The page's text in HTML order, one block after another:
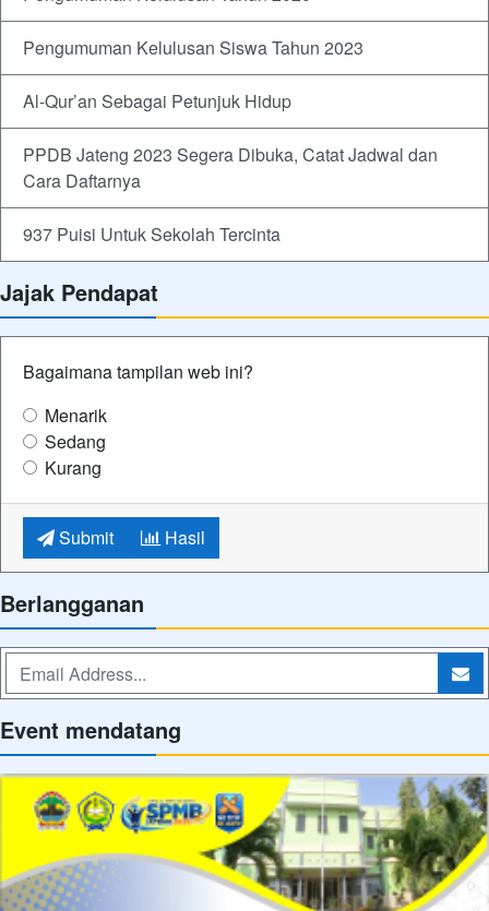
Pengumuman Kelulusan Siswa Tahun 2023
Al-Qur’an Sebagai Petunjuk Hidup
PPDB Jateng 2023 Segera Dibuka, Catat Jadwal dan
Cara Daftarnya
937 Puisi Untuk Sekolah Tercinta
Jajak Pendapat
Bagaimana tampilan web ini?
Menarik
Sedang
Kurang
Submit Hasil
Berlangganan
Event mendatang